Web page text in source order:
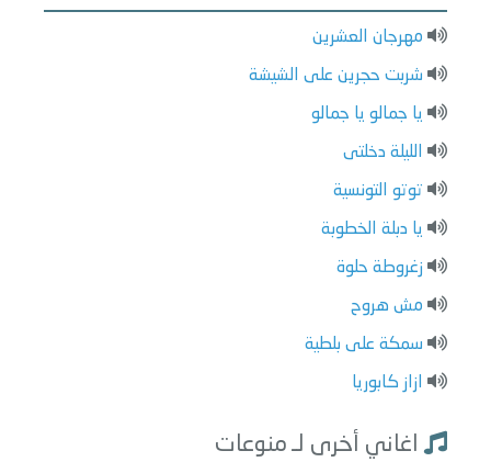
مهرجان العشرين
شربت حجرين على الشيشة
يا جمالو يا جمالو
الليلة دخلتى
توتو التونسية
يا دبلة الخطوبة
زغروطة حلوة
مش هروح
سمكة على بلطية
ازاز كابوريا
اغاني أخرى لـ منوعات